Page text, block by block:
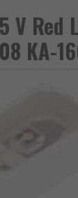
Red
KA-